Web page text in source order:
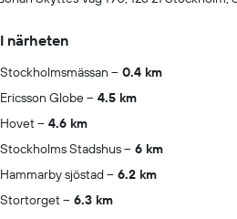
I närheten
Stockholmsmässan
0.4 km
Ericsson Globe
4.5 km
Hovet
4.6 km
Stockholms Stadshus
6 km
Hammarby sjöstad
6.2 km
Stortorget
6.3 km